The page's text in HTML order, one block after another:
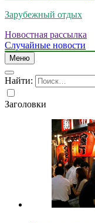
Зарубежный отдых
Новостная рассылка
Случайные новости
Меню
Найти:
Заголовки